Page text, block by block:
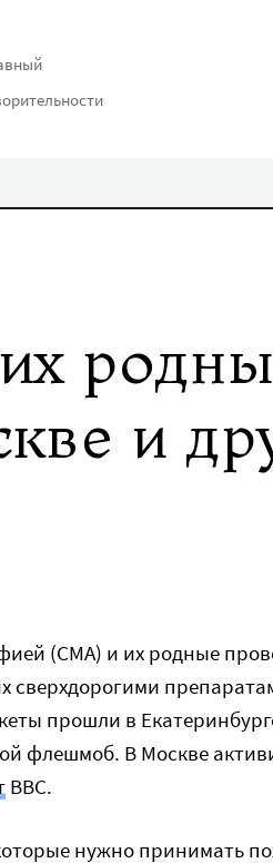
и
(СМА) и их родные
сверхдорогими
прошли в
флешмоб. В Москве
BBC.
нужно принимать